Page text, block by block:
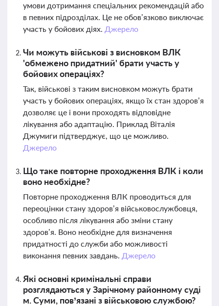
умови дотримання спеціальних рекомендацій або
в певних підрозділах. Це не обов’язково виключає
участь у бойових діях. Джерело
Чи можуть військові з висновком ВЛК
'обмежено придатний' брати участь у
бойових операціях?
Так, військові з таким висновком можуть брати
участь у бойових операціях, якщо їх стан здоров’я
дозволяє це і вони проходять відповідне
лікування або адаптацію. Приклад Віталія
Джумиги підтверджує, що це можливо.
Джерело
Що таке повторне проходження ВЛК і коли
воно необхідне?
Повторне проходження ВЛК проводиться для
переоцінки стану здоров’я військовослужбовця,
особливо після лікування або зміни стану
здоров’я. Воно необхідне для визначення
придатності до служби або можливості
виконання певних завдань. Джерело
Які основні кримінальні справи
розглядаються у Зарічному районному суді
м. Суми, пов’язані з військовою службою?